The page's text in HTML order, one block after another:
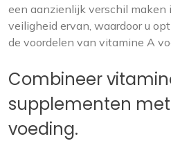
een aanzienlijk verschil
veiligheid ervan, waardoor u
de voordelen van vitamine A
Combineer
supplementen
voeding.